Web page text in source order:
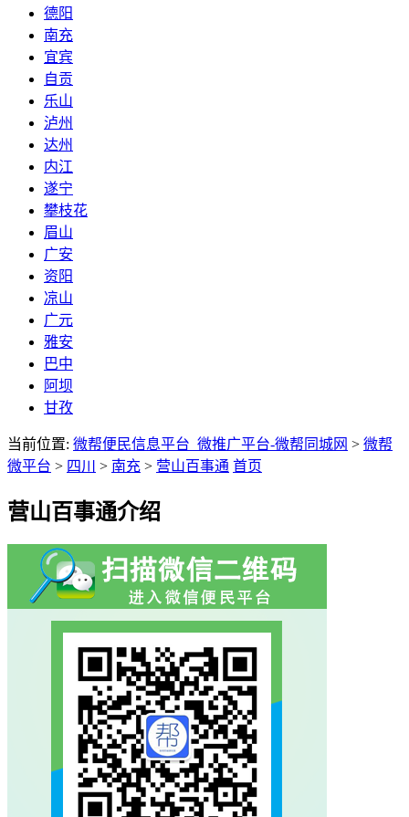
德阳
南充
宜宾
自贡
乐山
泸州
达州
内江
遂宁
攀枝花
眉山
广安
资阳
凉山
广元
雅安
巴中
阿坝
甘孜
当前位置: 微帮便民信息平台_微推广平台-微帮同城网 > 微帮
微平台 > 四川 > 南充 > 营山百事通 首页
营山百事通介绍